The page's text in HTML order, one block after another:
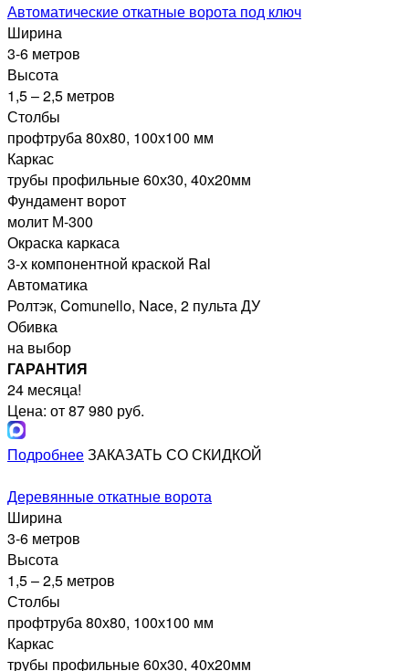
Автоматические откатные ворота под ключ
Ширина
3-6 метров
Высота
1,5 – 2,5 метров
Столбы
профтруба 80х80, 100х100 мм
Каркас
трубы профильные 60х30, 40х20мм
Фундамент ворот
молит М-300
Окраска каркаса
3-х компонентной краской Ral
Автоматика
Ролтэк, Comunello, Nace, 2 пульта ДУ
Обивка
на выбор
ГАРАНТИЯ
24 месяца!
Цена: от 87 980 руб.
ПодробнееЗАКАЗАТЬ СО СКИДКОЙ
Деревянные откатные ворота
Ширина
3-6 метров
Высота
1,5 – 2,5 метров
Столбы
профтруба 80х80, 100х100 мм
Каркас
трубы профильные 60х30, 40х20мм